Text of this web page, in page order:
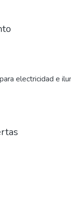
electricidad e